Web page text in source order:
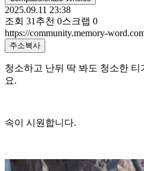
2025.09.11 23:38
조회 31 추천 0스크랩 0
https://community.memory-
주소복사
청소하고 난뒤 딱 봐도 청소한
요.
속이 시원합니다.